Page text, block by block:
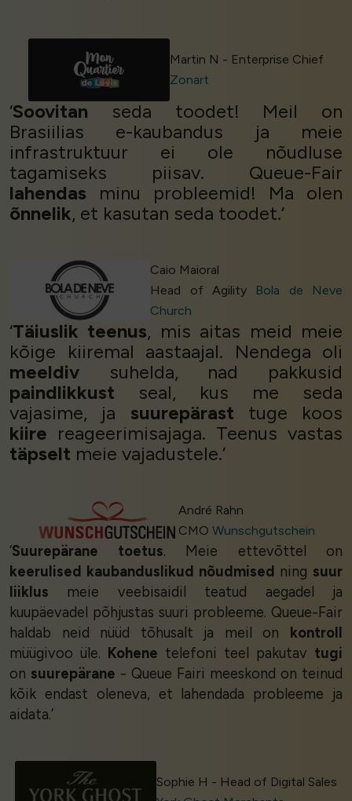
Martin N - Enterprise Chief
Zonart
‘Soovitan seda toodet! Meil on
Brasiilias e-kaubandus ja meie
infrastruktuur ei ole nõudluse
tagamiseks piisav. Queue-Fair
lahendas minu probleemid! Ma olen
õnnelik, et kasutan seda toodet.’
Caio Maioral
Head of Agility Bola de Neve
Church
‘Täiuslik teenus, mis aitas meid meie
kõige kiiremal aastaajal. Nendega oli
meeldiv suhelda, nad pakkusid
paindlikkust seal, kus me seda
vajasime, ja suurepärast tuge koos
kiire reageerimisajaga. Teenus vastas
täpselt meie vajadustele.’
André Rahn
CMO Wunschgutschein
‘Suurepärane toetus. Meie ettevõttel on
keerulised kaubanduslikud nõudmised ning suur
liiklus meie veebisaidil teatud aegadel ja
kuupäevadel põhjustas suuri probleeme. Queue-Fair
haldab neid nüüd tõhusalt ja meil on kontroll
müügivoo üle. Kohene telefoni teel pakutav tugi
on suurepärane - Queue Fairi meeskond on teinud
kõik endast oleneva, et lahendada probleeme ja
aidata.’
Sophie H - Head of Digital Sales